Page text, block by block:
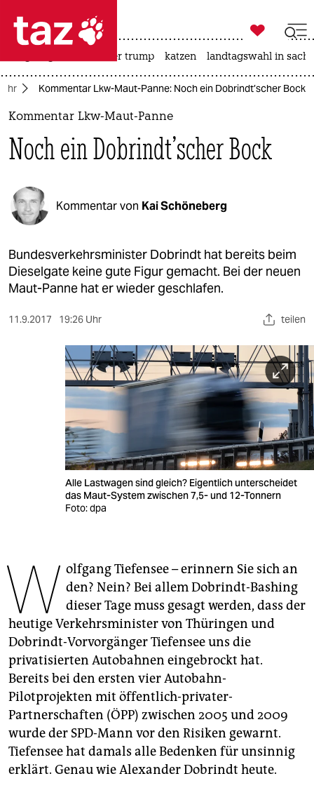
 taz zahl ich
taz zahl ich
politik
öko
gesellschaft
kultur
sport
berlin
wahrheit
veranstaltungen
abo
genossenschaft
epaper login

taz zahl ich
usa unter trump katzen landtagswahl in
Kommentar Lkw-Maut-Panne: Noch ein Dobrindt’scher Bock
Kommentar Lkw-Maut-Panne
Noch ein Dobrindt’scher Bock
Kommentar von Kai Schöneberg
Bundesverkehrsminister Dobrindt hat bereits beim
Dieselgate keine gute Figur gemacht. Bei der neuen
Maut-Panne hat er wieder geschlafen.
11.9.2017 19:26 Uhr teilen
Alle Lastwagen sind gleich? Eigentlich unterscheidet
das Maut-System zwischen 7,5- und 12-Tonnern
Foto: dpa
W olfgang Tiefensee – erinnern Sie sich an
den? Nein? Bei allem Dobrindt-Bashing
dieser Tage muss gesagt werden, dass der
heutige Verkehrsminister von Thüringen und
Dobrindt-Vorvorgänger Tiefensee uns die
privatisierten Autobahnen eingebrockt hat.
Bereits bei den ersten vier Autobahn-
Pilotprojekten mit öffentlich-privater-
Partnerschaften (ÖPP) zwischen 2005 und 2009
wurde der SPD-Mann vor den Risiken gewarnt.
Tiefensee hat damals alle Bedenken für unsinnig
erklärt. Genau wie Alexander Dobrindt heute.